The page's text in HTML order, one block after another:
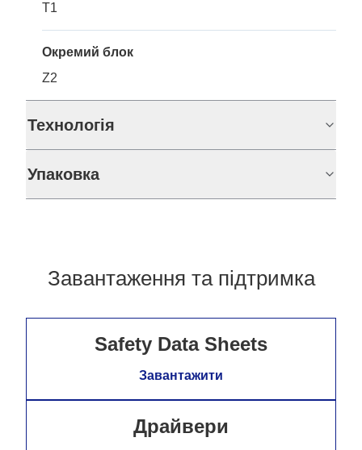
T1
Окремий блок
Z2
Технологія
Упаковка
Завантаження та підтримка
Safety Data Sheets
Завантажити
Драйвери